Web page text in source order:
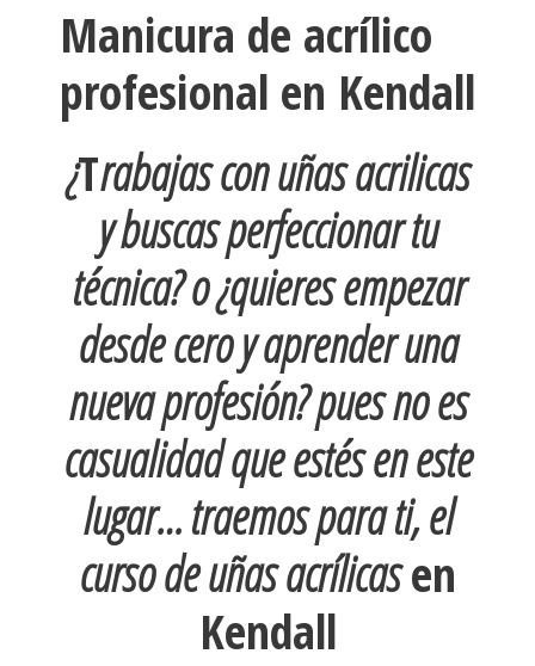
Manicura de acrílico
profesional en Kendall
¿Trabajas con uñas acrilicas
y buscas perfeccionar tu
técnica? o ¿quieres empezar
desde cero y aprender una
nueva profesión? pues no es
casualidad que estés en este
lugar… traemos para ti, el
curso de uñas acrílicasen
Kendall